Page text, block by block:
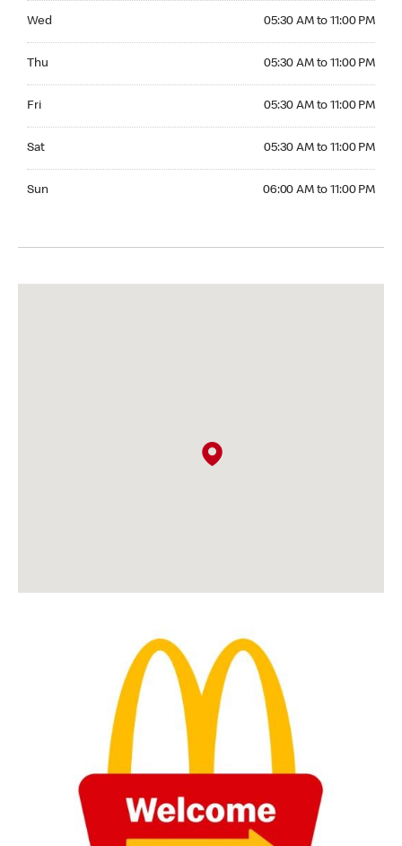
Wed 05:30 AM to 11:00 PM
Thu 05:30 AM to 11:00 PM
Fri 05:30 AM to 11:00 PM
Sat 05:30 AM to 11:00 PM
Sun 06:00 AM to 11:00 PM